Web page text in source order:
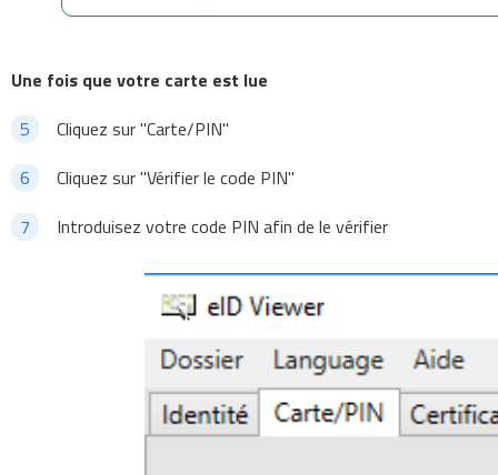
Une fois que votre carte est lue
Cliquez sur "Carte/PIN"
Cliquez sur "Vérifier le code PIN"
Introduisez votre code PIN afin de le vérifier